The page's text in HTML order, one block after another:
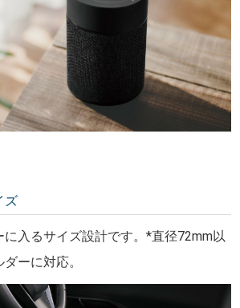
ズ
入るサイズ設計です。*直径72mm以
ーに対応。